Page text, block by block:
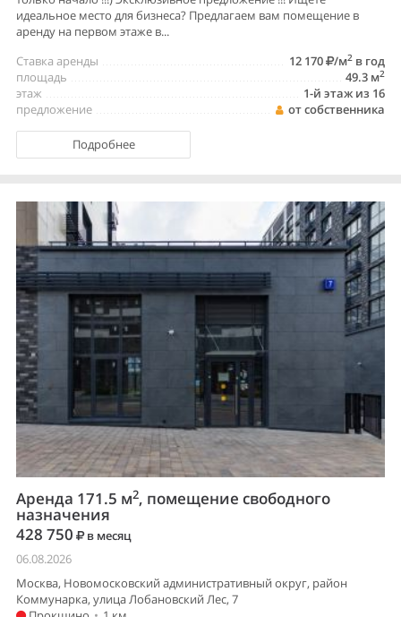
идеальное место для бизнеса? Предлагаем вам помещение в
аренду на первом этаже в...
12 170
/м2 в год
Ставка аренды
49.3 м2
площадь
1-й этаж из 16
этаж
от собственника
предложение
Подробнее
Аренда 171.5 м2, помещение свободного
назначения
428 750
в месяц
06.08.2026
Москва, Новомосковский административный округ, район
Коммунарка, улица Лобановский Лес, 7